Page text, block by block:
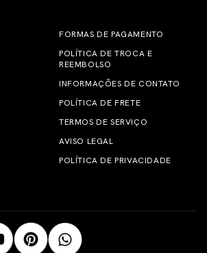
FORMAS DE PAGAMENTO
POLÍTICA DE TROCA E
REEMBOLSO
INFORMAÇÕES DE CONTATO
POLÍTICA DE FRETE
TERMOS DE SERVIÇO
AVISO LEGAL
POLÍTICA DE PRIVACIDADE